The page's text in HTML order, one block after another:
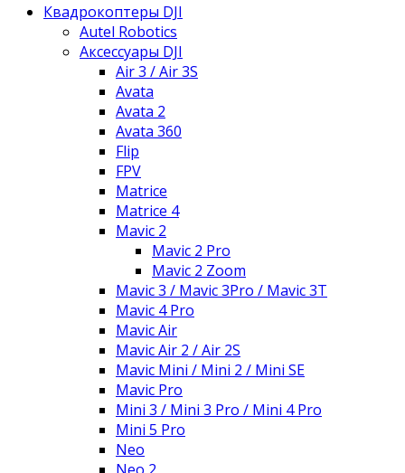
Квадрокоптеры DJI
Autel Robotics
Аксессуары DJI
Air 3 / Air 3S
Avata
Avata 2
Avata 360
Flip
FPV
Matrice
Matrice 4
Mavic 2
Mavic 2 Pro
Mavic 2 Zoom
Mavic 3 / Mavic 3Pro / Mavic 3T
Mavic 4 Pro
Mavic Air
Mavic Air 2 / Air 2S
Mavic Mini / Mini 2 / Mini SE
Mavic Pro
Mini 3 / Mini 3 Pro / Mini 4 Pro
Mini 5 Pro
Neo